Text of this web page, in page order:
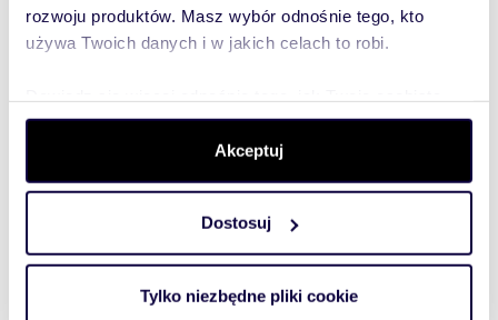
rozwoju produktów. Masz wybór odnośnie tego, kto
używa Twoich danych i w jakich celach to robi.
dane są przetwarzane oraz ustaw własne preferencje w
. W Deklaracji plików cookie możesz
zmienić lub wycofać swoją zgodę w dowolnej chwili.
Wykorzystujemy pliki cookie do spersonalizowania treści
i reklam, aby oferować funkcje społecznościowe i
korzystasz z naszej witryny, udostępniamy partnerom
Akceptuj
Dostosuj
Tylko niezbędne pliki cookie
Informacje o ogłoszeniodawcy
4,3/5